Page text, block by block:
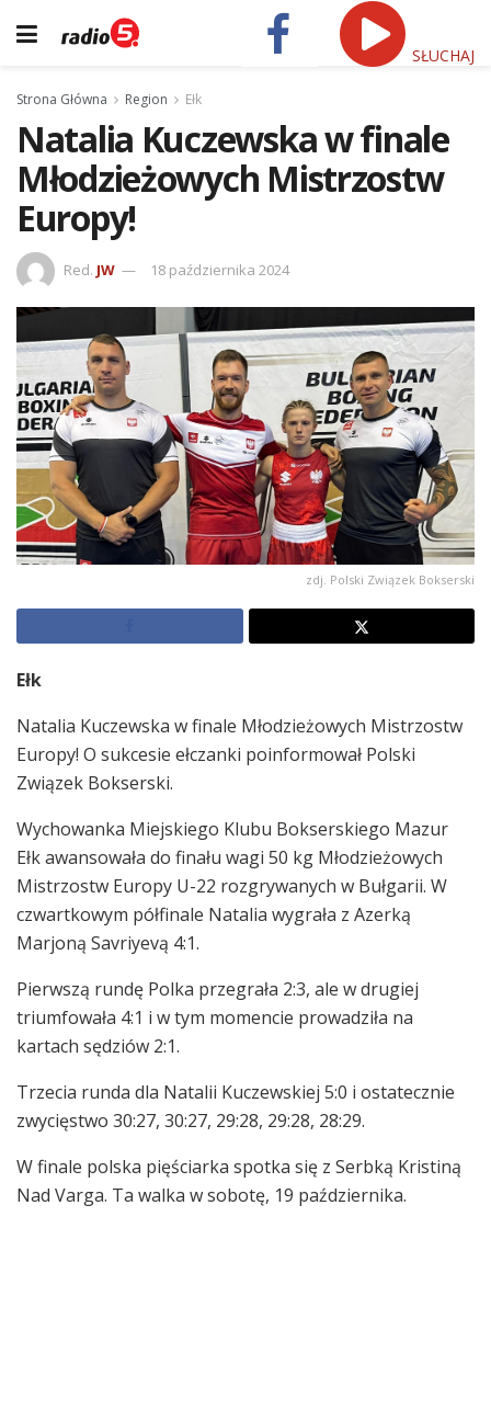
SŁUCHAJ
Strona Główna Region Ełk
Natalia Kuczewska w finale
Młodzieżowych Mistrzostw
Europy!
Red. JW 18 października 2024
zdj. Polski Związek Bokserski
Ełk
Natalia Kuczewska w finale Młodzieżowych Mistrzostw
Europy! O sukcesie ełczanki poinformował Polski
Związek Bokserski.
Wychowanka Miejskiego Klubu Bokserskiego Mazur
Ełk awansowała do finału wagi 50 kg Młodzieżowych
Mistrzostw Europy U-22 rozgrywanych w Bułgarii. W
czwartkowym półfinale Natalia wygrała z Azerką
Marjoną Savriyevą 4:1.
Pierwszą rundę Polka przegrała 2:3, ale w drugiej
triumfowała 4:1 i w tym momencie prowadziła na
kartach sędziów 2:1.
Trzecia runda dla Natalii Kuczewskiej 5:0 i ostatecznie
zwycięstwo 30:27, 30:27, 29:28, 29:28, 28:29.
W finale polska pięściarka spotka się z Serbką Kristiną
Nad Varga. Ta walka w sobotę, 19 października.